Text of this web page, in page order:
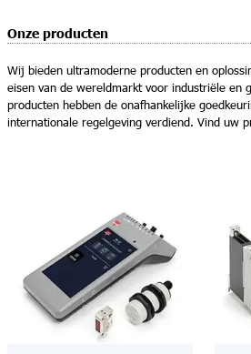
Onze producten
Wij bieden ultramoderne producten en
eisen van de wereldmarkt voor industriële en
producten hebben de onafhankelijke
internationale regelgeving verdiend. Vind uw